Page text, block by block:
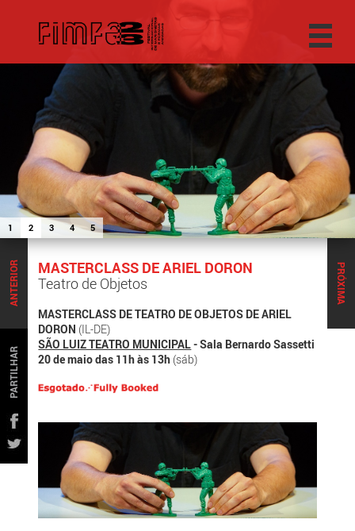
1 2 3 4 5
PRÓXIMA
ANTERIOR
PARTILHAR
MASTERCLASS DE ARIEL DORON
Teatro de Objetos
MASTERCLASS DE TEATRO DE OBJETOS DE ARIEL
DORON (IL-DE)
SÃO LUIZ TEATRO MUNICIPAL- Sala Bernardo Sassetti
20 de maio das 11h às 13h (sáb)